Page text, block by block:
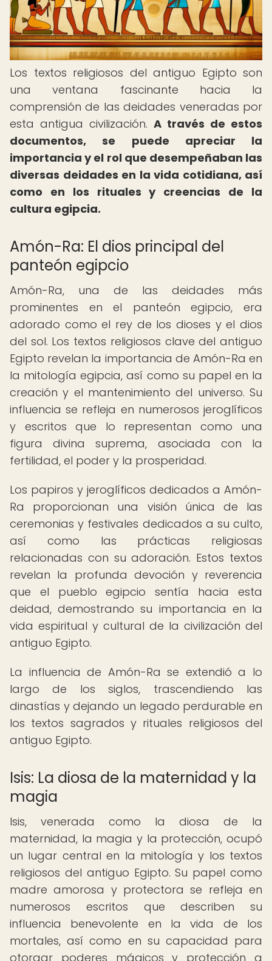
Los textos religiosos del antiguo Egipto son
una ventana fascinante hacia la
comprensión de las deidades veneradas por
esta antigua civilización. A través de estos
documentos, se puede apreciar la
importancia y el rol que desempeñaban las
diversas deidades en la vida cotidiana, así
como en los rituales y creencias de la
cultura egipcia.
Amón-Ra: El dios principal del
panteón egipcio
Amón-Ra, una de las deidades más
prominentes en el panteón egipcio, era
adorado como el rey de los dioses y el dios
del sol. Los textos religiosos clave del antiguo
Egipto revelan la importancia de Amón-Ra en
la mitología egipcia, así como su papel en la
creación y el mantenimiento del universo. Su
influencia se refleja en numerosos jeroglíficos
y escritos que lo representan como una
figura divina suprema, asociada con la
fertilidad, el poder y la prosperidad.
Los papiros y jeroglíficos dedicados a Amón-
Ra proporcionan una visión única de las
ceremonias y festivales dedicados a su culto,
así como las prácticas religiosas
relacionadas con su adoración. Estos textos
revelan la profunda devoción y reverencia
que el pueblo egipcio sentía hacia esta
deidad, demostrando su importancia en la
vida espiritual y cultural de la civilización del
antiguo Egipto.
La influencia de Amón-Ra se extendió a lo
largo de los siglos, trascendiendo las
dinastías y dejando un legado perdurable en
los textos sagrados y rituales religiosos del
antiguo Egipto.
Isis: La diosa de la maternidad y la
magia
Isis, venerada como la diosa de la
maternidad, la magia y la protección, ocupó
un lugar central en la mitología y los textos
religiosos del antiguo Egipto. Su papel como
madre amorosa y protectora se refleja en
numerosos escritos que describen su
influencia benevolente en la vida de los
mortales, así como en su capacidad para
otorgar poderes mágicos y protección a